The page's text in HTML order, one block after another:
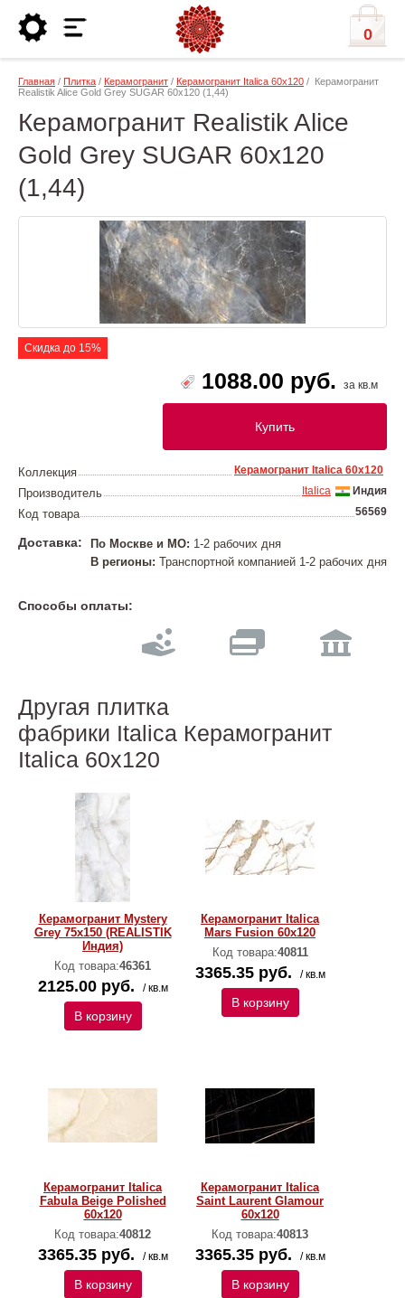
0
Главная / Плитка / Керамогранит / Керамогранит Italica 60х120 / Керамогранит
Realistik Alice Gold Grey SUGAR 60x120 (1,44)
Керамогранит Realistik Alice
Gold Grey SUGAR 60x120
(1,44)
Скидка до 15%
1088.00 руб. за кв.м
Купить
Коллекция Керамогранит Italica 60х120
Производитель Индия
Italica
Код товара 56569
Доставка: По Москве и МО: 1-2 рабочих дня
В регионы: Транспортной компанией 1-2 рабочих дня
Способы оплаты:
Другая плитка
фабрики Italica Керамогранит
Italica 60х120
Керамогранит Mystery
Grey 75x150 (REALISTIK
Индия)
Код товара:46361
2125.00 руб. / кв.м
В корзину
Керамогранит Italica
Mars Fusion 60х120
Код товара:40811
3365.35 руб. / кв.м
В корзину
Керамогранит Italica
Fabula Beige Polished
60х120
Код товара:40812
3365.35 руб. / кв.м
В корзину
Керамогранит Italica
Saint Laurent Glamour
60х120
Код товара:40813
3365.35 руб. / кв.м
В корзину